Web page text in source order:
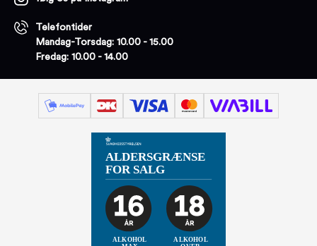
Telefontider
Mandag-Torsdag: 10.00 - 15.00
Fredag: 10.00 - 14.00